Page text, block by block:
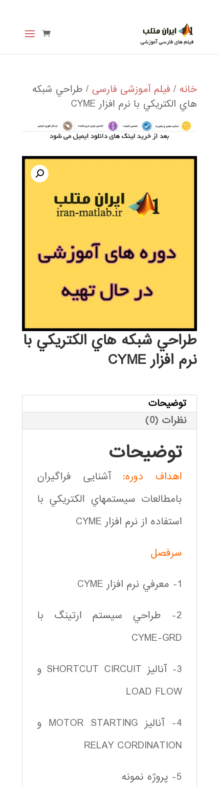
خانه / فیلم آموزشی فارسی / طراحي شبكه
هاي الكتريكي با نرم افزار CYME
طراحي شبكه هاي الكتريكي با
نرم افزار CYME
توضیحات
نظرات (0)
توضیحات
اهداف دوره: آشنایی فراگیران
بامطالعات سيستمهاي الكتريكي با
استفاده از نرم افزار CYME
سرفصل
1- معرفي نرم افزار CYME
2- طراحي سيستم ارتينگ با
CYME-GRD
3- آناليز SHORTCUT CIRCUIT و
LOAD FLOW
4- آناليز MOTOR STARTING و
RELAY CORDINATION
5- پروژه نمونه